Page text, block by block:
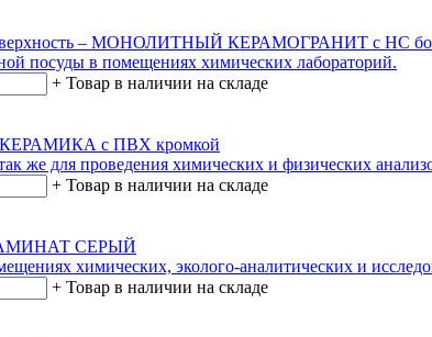
– МОНОЛИТНЫЙ КЕРАМОГРАНИТ с НС
посуды в помещениях химических лабораторий.
+ Товар в наличии на складе
– КЕРАМИКА с ПВХ кромкой
же для проведения химических и физических
+ Товар в наличии на складе
ЛАМИНАТ СЕРЫЙ
химических, эколого-аналитических и
+ Товар в наличии на складе